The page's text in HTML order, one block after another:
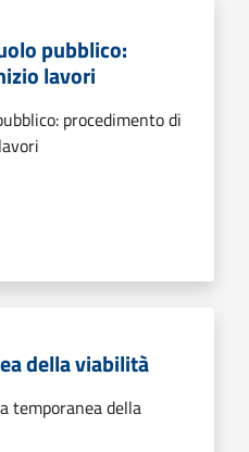
pubblico:
lavori
procedimento di
della viabilità
temporanea della